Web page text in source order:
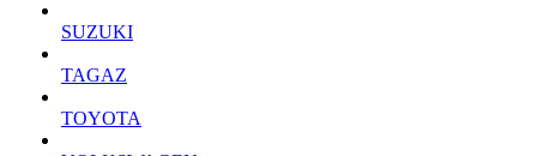
SUZUKI
TAGAZ
TOYOTA